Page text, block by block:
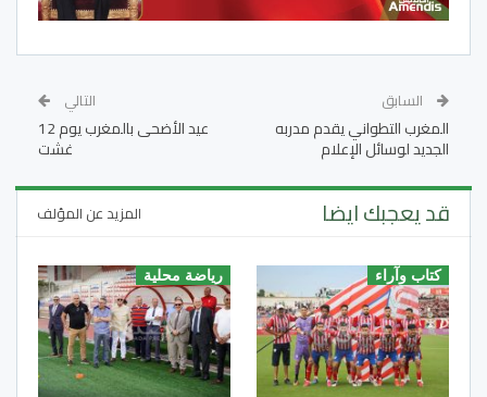
السابق
المغرب التطواني يقدم مدربه
الجديد لوسائل الإعلام
التالي
عيد الأضحى بالمغرب يوم 12
غشت
قد يعجبك ايضا المزيد عن المؤلف
كتاب وآراء رياضة محلية